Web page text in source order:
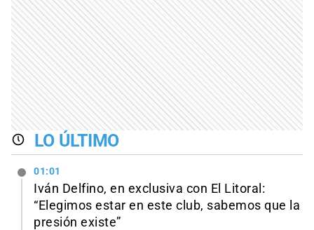
LO ÚLTIMO
01:01
Iván Delfino, en exclusiva con El Litoral:
“Elegimos estar en este club, sabemos que la
presión existe”